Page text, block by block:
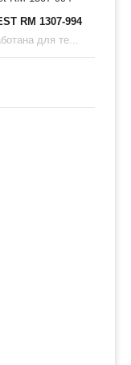
RM 1307-994
для те...